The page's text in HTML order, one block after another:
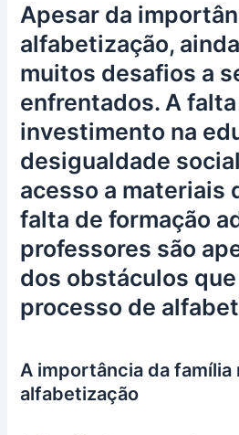
Apesar da
alfabetização,
muitos desafios a
enfrentados. A
investimento na
desigualdade
acesso a materiais
falta de formação
professores são
dos obstáculos
processo de
A importância da família
alfabetização